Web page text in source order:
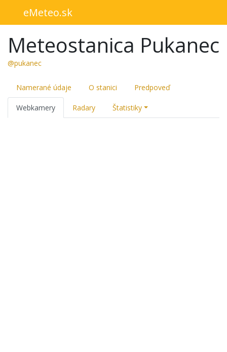
eMeteo.sk
Meteostanica Pukanec
@pukanec
Namerané údaje O stanici Predpoveď
Webkamery Radary Štatistiky